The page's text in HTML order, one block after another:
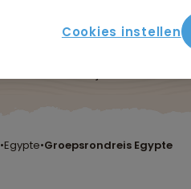
•Egypte•Groepsrondreis Egypte
Cookies instellen